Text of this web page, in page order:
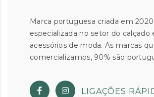
Marca portuguesa criada em
especializada no setor do calçado
acessórios de moda. As marcas
comercializamos, 90% são
LIGAÇÕES